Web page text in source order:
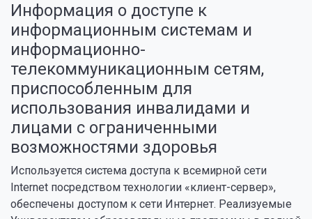
Информация о доступе к
информационным системам и
информационно-
телекоммуникационным сетям,
приспособленным для
использования инвалидами и
лицами с ограниченными
возможностями здоровья
Используется система доступа к всемирной сети
Internet посредством технологии «клиент-сервер»,
обеспечены доступом к сети Интернет. Реализуемые